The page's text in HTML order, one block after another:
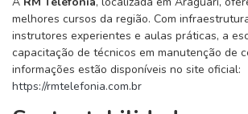
melhores cursos da região. Com
instrutores experientes e aulas práticas, a
capacitação de técnicos em manutenção de
informações estão disponíveis no site oficial:
https://rmtelefonia.com.br